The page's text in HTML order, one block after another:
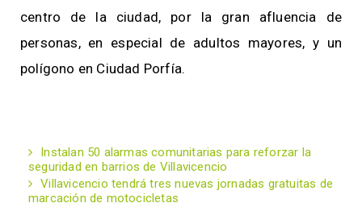
centro de la ciudad, por la gran afluencia de
personas, en especial de adultos mayores, y un
polígono en Ciudad Porfía.
Instalan 50 alarmas comunitarias para reforzar la
seguridad en barrios de Villavicencio
Villavicencio tendrá tres nuevas jornadas gratuitas de
marcación de motocicletas